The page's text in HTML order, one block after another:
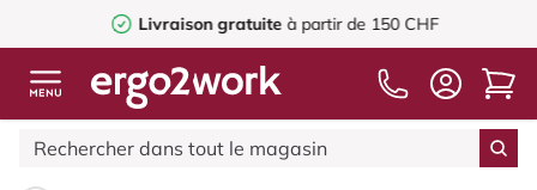
Livraison gratuiteà partir de 150 CHF